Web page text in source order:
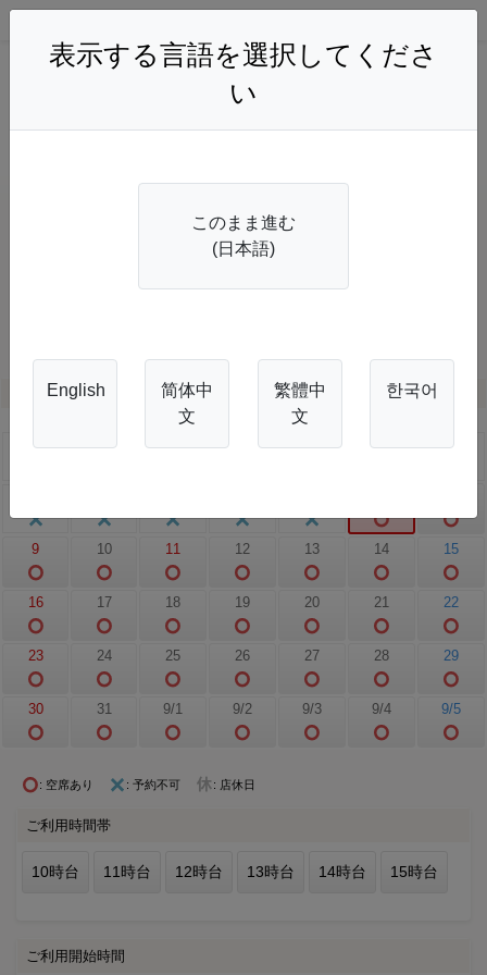
表示する言語を選択してくださ
い
このまま進む
(日本語)
English
简体中
文
繁體中
文
한국어
子供は小学生以上のお客様が対象です。未就学児はお値段
2026年08月
火 木
7/26
7/27 7/28 7/29 7/30 7/31 1
9 10 11 12 13 14 15
16 17 18 19 20 21 22
23 24 25 26 27 28 29
30 31 9/1 9/2 9/3 9/4 9/5
: 空席あり : 予約不可 : 店休日
ご利用時間帯
10時台 11時台 12時台 13時台 14時台 15時台
ご利用開始時間